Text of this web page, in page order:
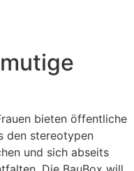
bieten öffentliche
den stereotypen
und sich abseits